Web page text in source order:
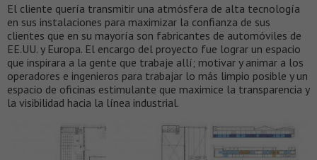
El cliente quería transmitir una atmósfera de alta tecnología
en sus instalaciones para maximizar la confianza de sus
clientes que en su mayoría son fabricantes de automóviles de
EE.UU. y Europa. El encargo del proyecto fue lograr un espacio
que inspirara a la gente que trabaje allí; motivar y animar a los
operadores e ingenieros para trabajar lo más limpio posible y un
espacio de oficinas estimulante que maximice la transparencia y
la visibilidad hacia la línea industrial.